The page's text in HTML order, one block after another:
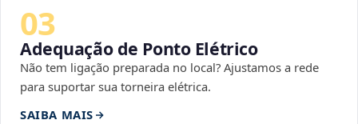
03
Adequação de Ponto Elétrico
Não tem ligação preparada no local? Ajustamos a rede
para suportar sua torneira elétrica.
SAIBA MAIS